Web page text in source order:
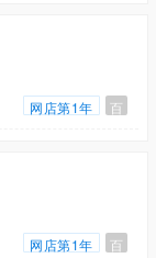
网店第1年 百
网店第1年 百